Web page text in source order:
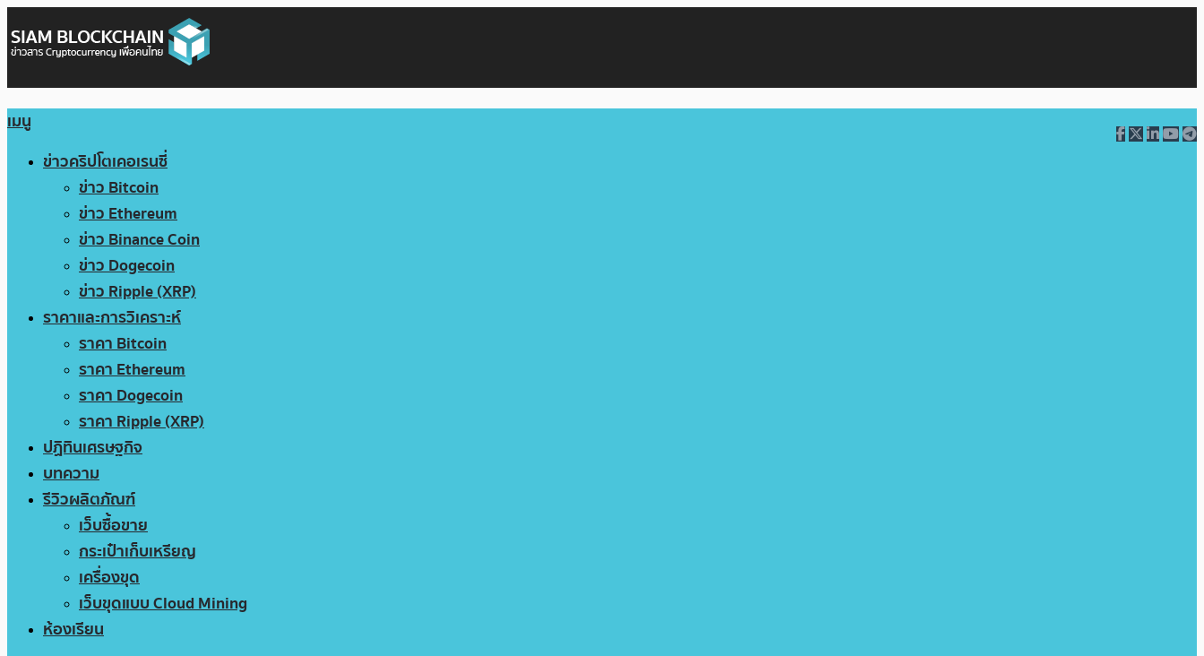
เมนู
ข่าวคริปโตเคอเรนซี่
ข่าว Bitcoin
ข่าว Ethereum
ข่าว Binance Coin
ข่าว Dogecoin
ข่าว Ripple (XRP)
ราคาและการวิเคราะห์
ราคา Bitcoin
ราคา Ethereum
ราคา Dogecoin
ราคา Ripple (XRP)
ปฏิทินเศรษฐกิจ
บทความ
รีวิวผลิตภัณฑ์
เว็บซื้อขาย
กระเป๋าเก็บเหรียญ
เครื่องขุด
เว็บขุดแบบ Cloud Mining
ห้องเรียน